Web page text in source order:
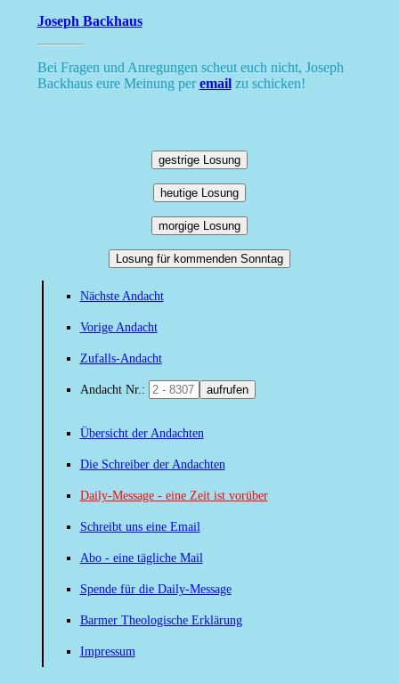
Joseph Backhaus
Bei Fragen und Anregungen scheut euch nicht, Joseph
Backhaus eure Meinung peremailzu schicken!
gestrige Losung
heutige Losung
morgige Losung
Losung für kommenden Sonntag
Nächste Andacht
Vorige Andacht
Zufalls-Andacht
Andacht Nr.: aufrufen
Übersicht der Andachten
Die Schreiber der Andachten
Daily-Message - eine Zeit ist vorüber
Schreibt uns eine Email
Abo - eine tägliche Mail
Spende für die Daily-Message
Barmer Theologische Erklärung
Impressum